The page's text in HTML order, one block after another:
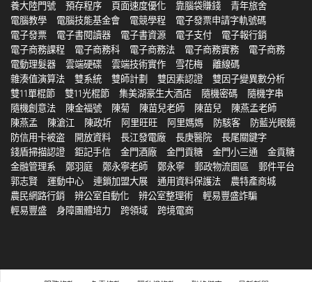
養大陸門號
預存程序 頁面速度優化 靠腦袋賺錢
青年旅舍
電腦教學
電腦技能基金會 電競學程
電子發票申請字軌號碼
電子發票
電子書閱讀器 電子書資源 電子支付
電子報行銷
電子商務課程
電子商務科 電子商務法 電子商務實務
電子商務
電動理髮器
雲端硬碟 雲端技術實作 雪花梅
離線碼
雜湊值演算法
雙系統 雙師計劃 雙因素認證
雙因子變異數分析
雙11單棍節
雙11光棍節 集美湖豪生大酒店 隨機密碼
隨機字串
隨機創意法
陳金福號 陳菊 陳苗兒老師 陳苗兒
陳燕孟老師
陳燕孟
陳滄江 陳政圻 阿里旺旺 阿里媽媽 防駭客
防藍光眼鏡
防信用卡被盗
開放資料 長江發電廠 長庚醫院
長尾關鍵字
錢盾掃描認證
鉅記手信 金門酒廠 金門貢糖 金門小三通
金貢糖
金融管理系
鄭羽庭 鄭永寧老師 鄭永寧 郵政物流園區
郵件平台
郭志賢
運動中心 連鎖加盟大展 通用資料保護法
農特產商城
農民網路行銷
辨公室自動化 辨公室整理術
輕易豐盛詐騙
輕易豐盛
身障團體培力 跨領域 跨境電商